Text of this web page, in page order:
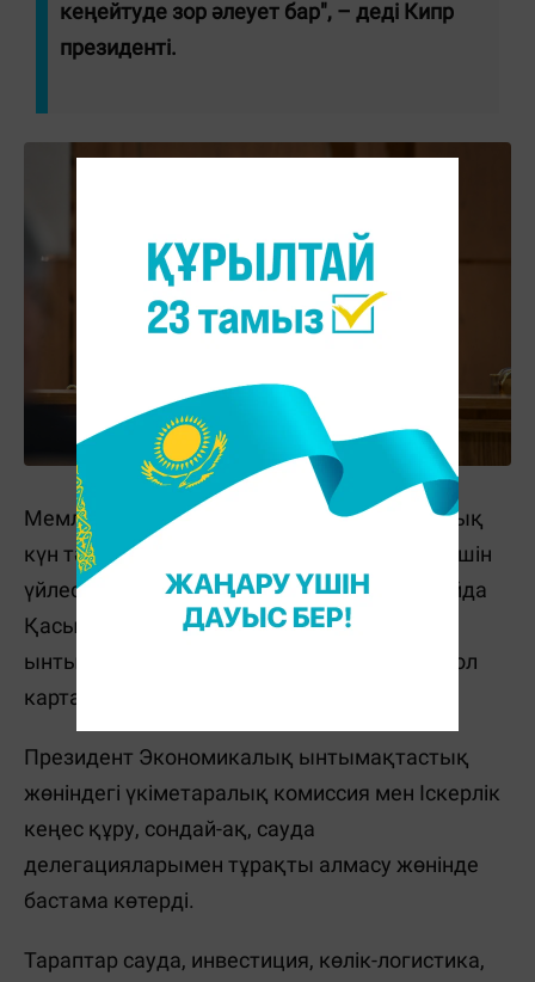
кеңейтуде зор әлеует бар", – деді Кипр
президенті.
Мемлекет басшысы нәтижелі экономикалық
күн тәртібіне қол жеткізу үшін үкіметтер күшін
үйлестіру маңызды деп санайды. Осы орайда
Қасым-Жомарт Тоқаев Экономикалық
ынтымақтастықтың 2028 жылға дейінгі жол
картасын әзірлеуді ұсынды.
Президент Экономикалық ынтымақтастық
жөніндегі үкіметаралық комиссия мен Іскерлік
кеңес құру, сондай-ақ, сауда
делегацияларымен тұрақты алмасу жөнінде
бастама көтерді.
Тараптар сауда, инвестиция, көлік-логистика,